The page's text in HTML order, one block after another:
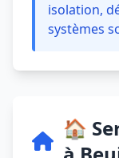
isolation,
systèmes
🏠